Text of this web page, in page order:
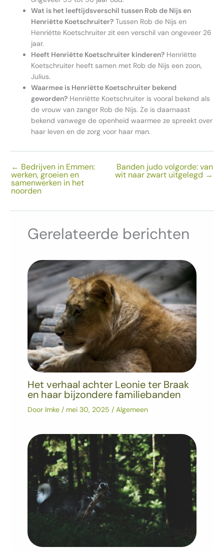
Wat is het leeftijdsverschil tussen Rob de Nijs en
Henriëtte Koetschruiter? Tussen Rob de Nijs en
Henriëtte Koetschruiter zit een verschil van ongeveer 26
jaar.
Heeft Henriëtte Koetschruiter kinderen? Henriëtte
Koetschruiter heeft samen met Rob de Nijs een zoon,
Julius.
Waarmee is Henriëtte Koetschruiter bekend
geworden? Henriëtte Koetschruiter is vooral bekend als
de vrouw van zanger Rob de Nijs. Ze is daarnaast
bekend vanwege de openheid waarmee ze spreekt over
haar leven en de zorg voor haar man.
← Bedrijven in Emmen:
werken, groeien en
samenwerken in het
noorden
Banden judo volgorde: van
wit naar zwart uitgelegd →
Gerelateerde berichten
Het verhaal achter Leonie ter Braak
en haar bijzondere familiebanden
Door Imke / mei 30, 2025 / Algemeen